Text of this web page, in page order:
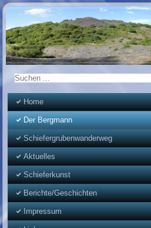
Home
Der Bergmann
Schiefergrubenwanderweg
Aktuelles
Schieferkunst
Berichte/Geschichten
Impressum